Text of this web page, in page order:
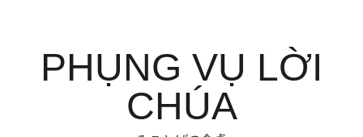
contentPHỤNG VỤ LỜI
CHÚA